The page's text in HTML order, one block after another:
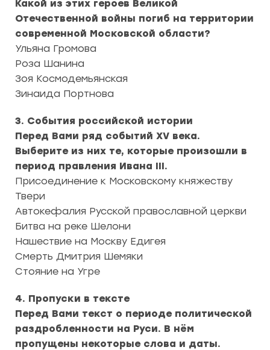
Какой из этих героев Великой
Отечественной войны погиб на территории
современной Московской области?
Ульяна Громова
Роза Шанина
Зоя Космодемьянская
Зинаида Портнова
3. События российской истории
Перед Вами ряд событий XV века.
Выберите из них те, которые произошли в
период правления Ивана III.
Присоединение к Московскому княжеству
Твери
Автокефалия Русской православной церкви
Битва на реке Шелони
Нашествие на Москву Едигея
Смерть Дмитрия Шемяки
Стояние на Угре
4. Пропуски в тексте
Перед Вами текст о периоде политической
раздробленности на Руси. В нём
пропущены некоторые слова и даты.